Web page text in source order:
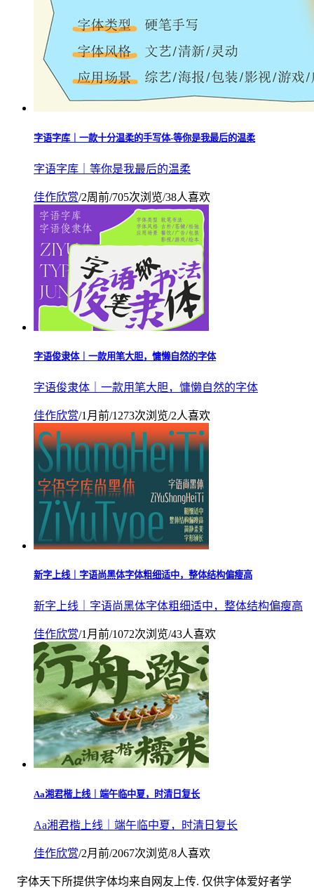
字语字库｜一款十分温柔的手写体-等你是我最后的温柔
字语字库｜等你是我最后的温柔
佳作欣赏/2周前/705次浏览/38人喜欢
字语俊隶体｜一款用笔大胆，慵懒自然的字体
字语俊隶体｜一款用笔大胆，慵懒自然的字体
佳作欣赏/1月前/1273次浏览/2人喜欢
新字上线｜字语尚黑体字体粗细适中，整体结构偏瘦高
新字上线｜字语尚黑体字体粗细适中，整体结构偏瘦高
佳作欣赏/1月前/1072次浏览/43人喜欢
Aa湘君楷上线｜端午临中夏，时清日复长
Aa湘君楷上线｜端午临中夏，时清日复长
佳作欣赏/2月前/2067次浏览/8人喜欢
字体天下所提供字体均来自网友上传. 仅供字体爱好者学